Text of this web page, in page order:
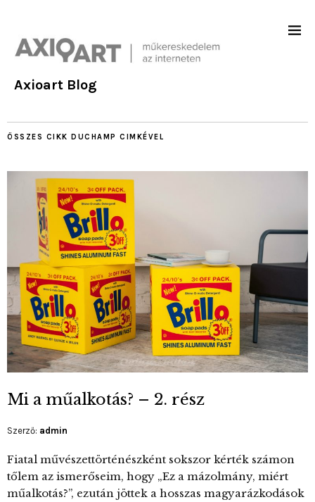
Axioart Blog
ÖSSZES CIKK DUCHAMP CIMKÉVEL
Mi a műalkotás? – 2. rész
Szerző: admin
Fiatal művészettörténészként sokszor kérték számon
tőlem az ismerőseim, hogy „Ez a mázolmány, miért
műalkotás?”, ezután jöttek a hosszas magyarázkodások